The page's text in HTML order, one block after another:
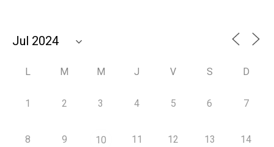
L M M J V S D
1 2 3 4 5 6 7
8 9 10 11 12 13 14